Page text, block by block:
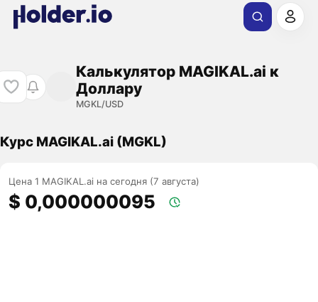
Калькулятор MAGIKAL.ai к
Доллару
MGKL/USD
Курс MAGIKAL.ai (MGKL)
Цена 1 MAGIKAL.ai на сегодня (7 августа)
$ 0,000000095